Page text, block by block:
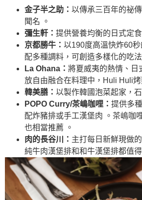
金子半之助： 以傳承三百年的祕
聞名 。
彌生軒： 提供營養均衡的日式定
京都勝牛： 以190度高溫快炸60
配多種調料，可創造多樣化的吃法
La Ohana： 將夏威夷的熱情、日
放自由融合在料理中，Huli Huli烤
韓美膳： 以製作韓國泡菜起家，
POPO Curry/茶嶋咖哩： 提供多
配炸豬排或手工漢堡肉 。茶嶋咖
也相當推薦 。
肉的長谷川： 主打每日新鮮現做
純牛肉漢堡排和和牛漢堡排都值得